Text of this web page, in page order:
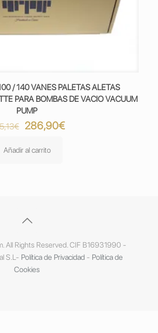
/ 140 VANES PALETAS ALETAS
PARA BOMBAS DE VACIO VACUUM
PUMP
€
El
original
286,90€El
Añadir al carrito
All Rights Reserved. CIF B16931990 -
S.L- Política de Privacidad- Política de
Cookies